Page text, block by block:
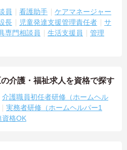
員 看護助手
ケアマネージャー
長 児童発達支援管理責任者
サ
専門相談員 生活支援員
管理
介護・福祉求人を資格で探す
介護職員初任者研修（ホームヘル
実務者研修（ホームヘルパー1
資格OK